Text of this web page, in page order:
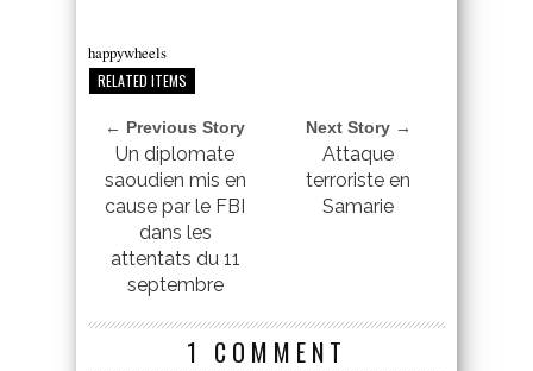
happywheels
RELATED ITEMS
← Previous Story
Un diplomate
saoudien mis en
cause par le FBI
dans les
attentats du 11
septembre
Next Story →
Attaque
terroriste en
Samarie
1 COMMENT